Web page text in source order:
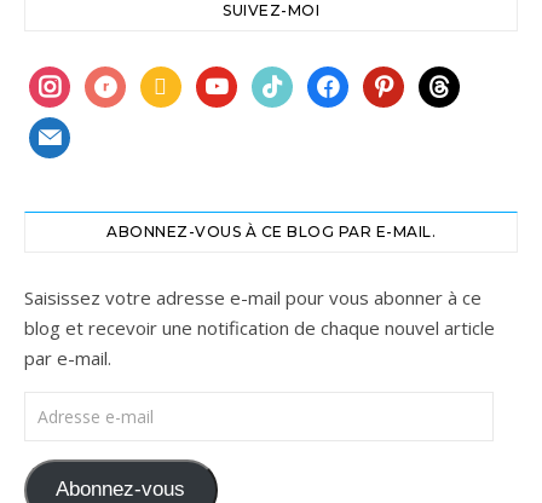
SUIVEZ-MOI
instagram
ravelrybook youtubetiktokfacebookpinterest
threads
mail
ABONNEZ-VOUS À CE BLOG PAR E-MAIL.
Saisissez votre adresse e-mail pour vous abonner à ce
blog et recevoir une notification de chaque nouvel article
par e-mail.
Adresse e-mail
Abonnez-vous